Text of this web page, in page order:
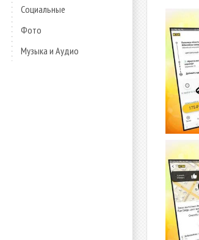
Социальные
Фото
Музыка и Аудио